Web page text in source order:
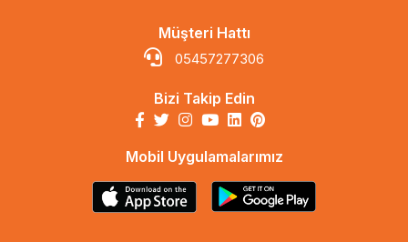
Müşteri Hattı
05457277306
Bizi Takip Edin
Mobil Uygulamalarımız